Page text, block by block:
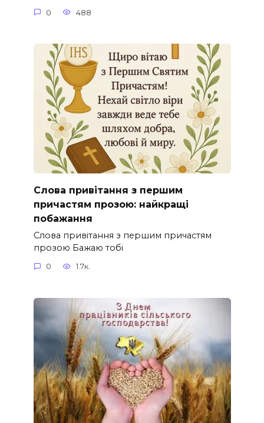
0 488
Слова привітання з першим
причастям прозою: найкращі
побажання
Слова привітання з першим причастям
прозою Бажаю тобі
0 1.7к.